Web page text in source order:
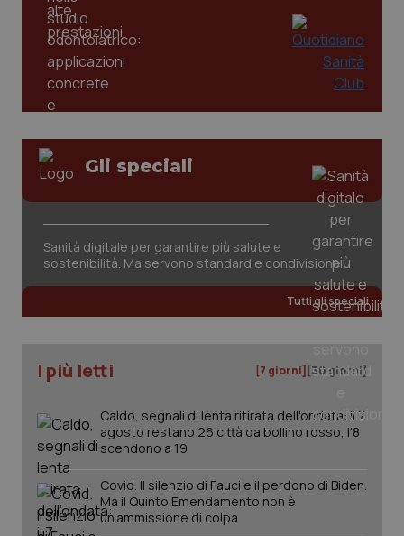
Gli speciali
Sanità digitale per garantire più salute e
sostenibilità. Ma servono standard e condivisione
Tutti gli speciali
I più letti [7 giorni] [30 giorni]
Caldo, segnali di lenta ritirata dell'ondata: il 7
agosto restano 26 città da bollino rosso, l'8
scendono a 19
Covid. Il silenzio di Fauci e il perdono di Biden.
Ma il Quinto Emendamento non è
un’ammissione di colpa